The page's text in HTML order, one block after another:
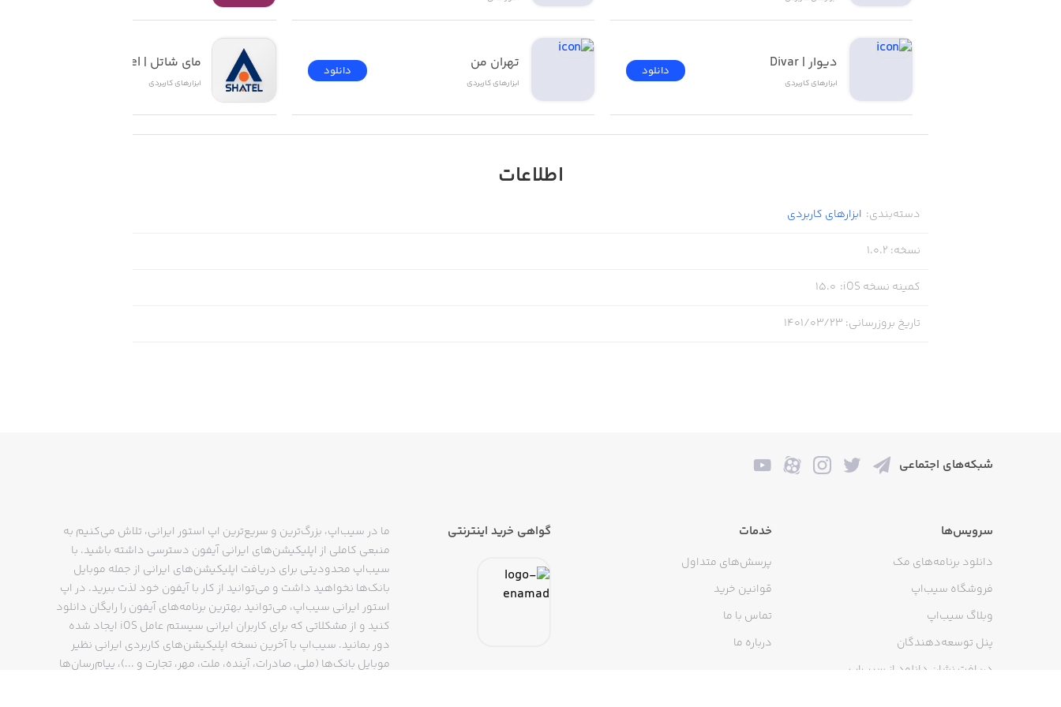
دیوار | Divar
ابزار‌های کاربردی
دانلود تهران من
ابزار‌های کاربردی
دانلود مای شاتل | My Shatel
ابزار‌های کاربردی
اطلاعات
دسته‌بندی: ابزار‌های کاربردی
نسخه:
1.0.2
کمینه نسخه iOS :
15.0
تاریخ بروزرسانی: ۱۴۰۱/۰۳/۲۳
شبکه‌های اجتماعی
سرویس‌ها
دانلود برنامه‌های مک
فروشگاه سیب‌اپ
وبلاگ سیب‌اپ
پنل توسعه‌دهندگان
دریافت نشان دانلود از سیب‌اپ
خدمات
پرسش‌های متداول
قوانین خرید
تماس با ما
درباره ما
گواهی خرید اینترنتی
ما در سیب‌اپ، بزرگ‌ترین و سریع‌ترین اپ استور ایرانی، تلاش می‌کنیم به
منبعی کاملی از اپلیکیشن‌های ایرانی آیفون دسترسی داشته باشید. با
سیب‌اپ محدودیتی برای دریافت اپلیکیشن‌های ایرانی از جمله موبایل
بانک‌ها نخواهید داشت و می‌توانید از کار با آیفون خود لذت ببرید. در اپ
استور ایرانی سیب‌اپ، می‌توانید بهترین برنامه‌های آیفون را رایگان دانلود
کنید و از مشکلاتی که برای کاربران ایرانی سیستم عامل iOS ایجاد شده
دور بمانید. سیب‌اپ با آخرین نسخه اپلیکیشن‌های کاربردی ایرانی نظیر
موبایل بانک‌ها (ملی، صادرات، آینده، ملت، مهر، تجارت و ...)، پیام‌رسان‌ها